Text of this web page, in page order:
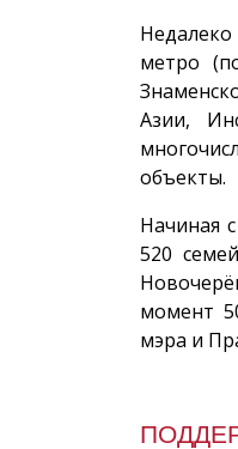
метро
Азии,
объекты.
Начиная
520
момент
мэра и